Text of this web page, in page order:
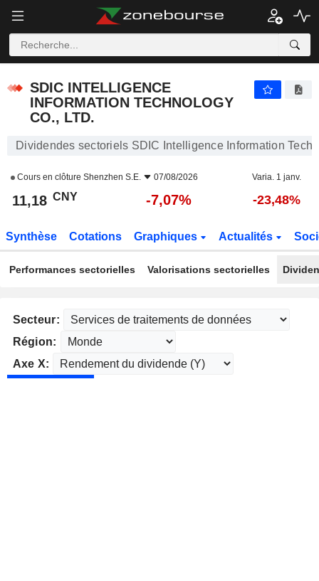
SDIC INTELLIGENCE
INFORMATION TECHNOLOGY
CO., LTD.
Dividendes sectoriels SDIC Intelligence Information
Cours en clôture Shenzhen S.E. 07/08/2026 Varia. 1 janv.
11,18 CNY -7,07% -23,48%
Synthèse Cotations Graphiques Actualités
Performances sectorielles Valorisations sectorielles
Secteur:
Région:
Axe X: